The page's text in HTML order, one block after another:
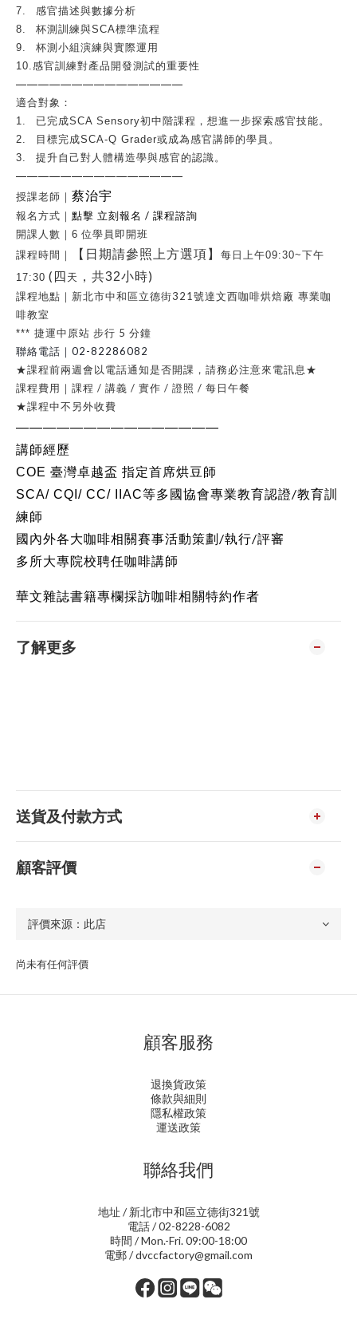
7.
感官描述與數據分析
8.
杯測訓練與SCA標準流程
9.
杯測小組演練與實際運用
10.感官訓練對產品開發測試的重要性
———————————————
適合對象：
1.
已完成SCA Sensory初中階課程，想進一步探索感官技能。
2.
目標完成SCA-Q Grader或成為感官講師的學員。
3.
提升自己對人體構造學與感官的認識。
———————————————
授課老師｜ 蔡治宇
報名方式｜ 點擊 立刻報名 / 課程諮詢
開課人數｜6 位學員即開班
課程時間｜
【日期請參照上方選項】 每日上午09:30~下午
17:30 (四 天 ，共32小時)
課程地點｜新北市中和區立德街321 號達文西咖啡烘焙廠 專業咖
啡教室
*** 捷運中原站 步行 5 分鐘
聯絡電話｜ 02-82286082
★課程前兩週會以電話通知是否開課，請務必注意來電訊息★
課程費用｜課程 / 講義 / 實作 / 證照 / 每日午餐
★課程中不另外收費
———————————————
講師經歷
COE 臺灣卓越盃 指定首席烘豆師
SCA/ CQI/ CC/ IIAC等多國協會專業教育認證/教育訓
練師
國內外各大咖啡相關賽事活動策劃 /執行/評審
多所大專院校聘任咖啡講師
華文雜誌書籍專欄採訪咖啡相關特約作者
了解更多
送貨及付款方式
顧客評價
尚未有任何評價
顧客服務
退換貨政策
條款與細則
隱私權政策
運送政策
聯絡我們
地址 / 新北市中和區立德街321號
電話 / 02-8228-6082
時間 / Mon.-Fri. 09:00-18:00
電郵 / dvccfactory@gmail.com